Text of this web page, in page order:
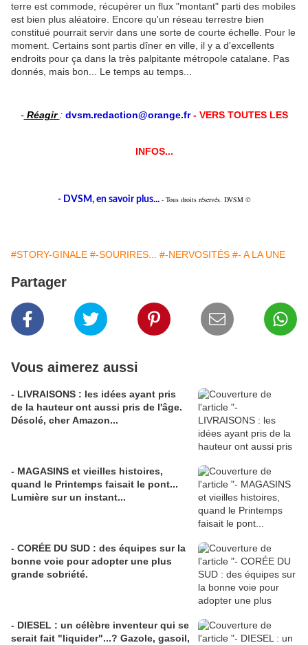
terre est commode, récupérer un flux "montant" parti des mobiles
est bien plus aléatoire. Encore qu'un réseau terrestre bien
constitué pourrait servir dans une sorte de courte échelle. Pour le
moment. Certains sont partis dîner en ville, il y a d'excellents
endroits pour ça dans la très palpitante métropole catalane. Pas
donnés, mais bon... Le temps au temps...
-Réagir : dvsm.redaction@orange.fr - VERS TOUTES LES
INFOS...
- DVSM, en savoir plus... - Tous droits réservés. DVSM ©
#STORY-GINALE #-SOURIRES... #-NERVOSITÉS #- A LA UNE
Partager
Vous aimerez aussi
- LIVRAISONS : les idées ayant pris
de la hauteur ont aussi pris de l'âge.
Désolé, cher Amazon...
- MAGASINS et vieilles histoires,
quand le Printemps faisait le pont...
Lumière sur un instant...
- CORÉE DU SUD : des équipes sur la
bonne voie pour adopter une plus
grande sobriété.
- DIESEL : un célèbre inventeur qui se
serait fait "liquider"...? Gazole, gasoil,